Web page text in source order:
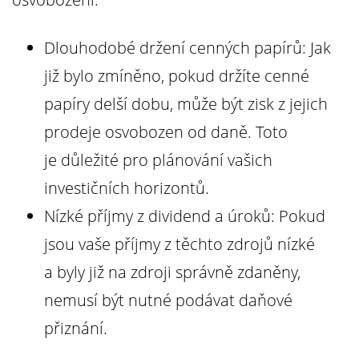
Dlouhodobé držení cenných papírů: Jak
již bylo zmíněno, pokud držíte cenné
papíry delší dobu, může být zisk z jejich
prodeje osvobozen od daně. Toto
je důležité pro plánování vašich
investičních horizontů.
Nízké příjmy z dividend a úroků: Pokud
jsou vaše příjmy z těchto zdrojů nízké
a byly již na zdroji správně zdaněny,
nemusí být nutné podávat daňové
přiznání.